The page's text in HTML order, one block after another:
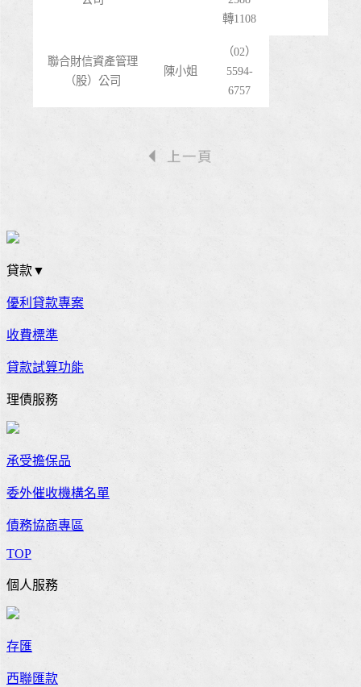
轉1108
聯合財信資產管理
（股）公司
陳小姐
（02）
5594-
6757
貸款▼
優利貸款專案
收費標準
貸款試算功能
理債服務
承受擔保品
委外催收機構名單
債務協商專區
TOP
個人服務
存匯
西聯匯款